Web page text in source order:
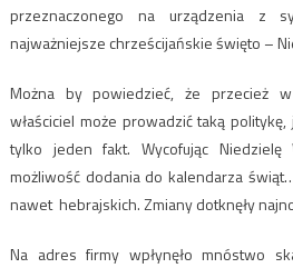
przeznaczonego na urządzenia z
najważniejsze chrześcijańskie święto –
Można by powiedzieć, że przecież
właściciel może prowadzić taką
tylko jeden fakt. Wycofując Niedzielę
możliwość dodania do kalendarza
nawet hebrajskich. Zmiany dotknęły
Na adres firmy wpłynęło mnóstwo